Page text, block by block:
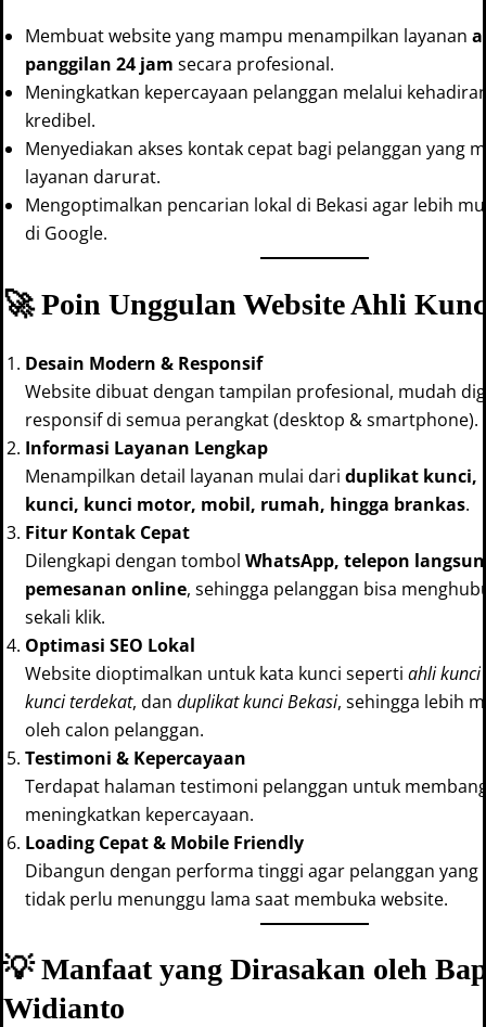
Membuat website yang mampu menampilkan layanan
panggilan 24 jam secara profesional.
Meningkatkan kepercayaan pelanggan melalui
kredibel.
Menyediakan akses kontak cepat bagi pelanggan yang
layanan darurat.
Mengoptimalkan pencarian lokal di Bekasi agar lebih
di Google.
🚀 Poin Unggulan Website Ahli
Desain Modern & Responsif
Website dibuat dengan tampilan profesional, mudah
responsif di semua perangkat (desktop & smartphone).
Informasi Layanan Lengkap
Menampilkan detail layanan mulai dari duplikat kunci,
kunci, kunci motor, mobil, rumah, hingga brankas.
Fitur Kontak Cepat
Dilengkapi dengan tombol WhatsApp, telepon
pemesanan online, sehingga pelanggan bisa
sekali klik.
Optimasi SEO Lokal
Website dioptimalkan untuk kata kunci seperti ahli kunci
kunci terdekat, dan duplikat kunci Bekasi, sehingga lebih
oleh calon pelanggan.
Testimoni & Kepercayaan
Terdapat halaman testimoni pelanggan untuk
meningkatkan kepercayaan.
Loading Cepat & Mobile Friendly
Dibangun dengan performa tinggi agar pelanggan
tidak perlu menunggu lama saat membuka website.
💡 Manfaat yang Dirasakan oleh
Widianto